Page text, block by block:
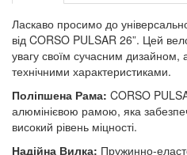
Ласкаво просимо до
від CORSO PULSAR 26”. Цей
увагу своїм сучасним
технічними характеристиками.
Поліпшена Рама: CORSO
алюмінієвою рамою, яка
високий рівень міцності.
Надійна Вилка: Пружинно-